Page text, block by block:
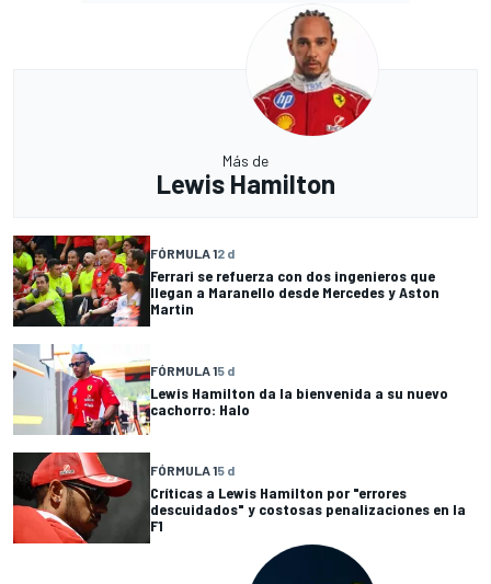
Más de
Lewis Hamilton
FÓRMULA 12 d
Ferrari se refuerza con dos ingenieros que
llegan a Maranello desde Mercedes y Aston
Martin
FÓRMULA 15 d
Lewis Hamilton da la bienvenida a su nuevo
cachorro: Halo
FÓRMULA 15 d
Críticas a Lewis Hamilton por "errores
descuidados" y costosas penalizaciones en la
F1